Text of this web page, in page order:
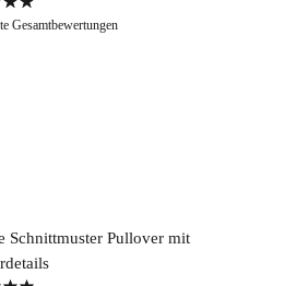
mit
5
Gesamtbewertungen
Schnittmuster Pullover mit